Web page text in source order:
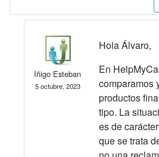
Iñigo Esteban
5 octubre, 2023
Hola Álvaro,
En
comparamos
productos
tipo. La
es de
que se trata